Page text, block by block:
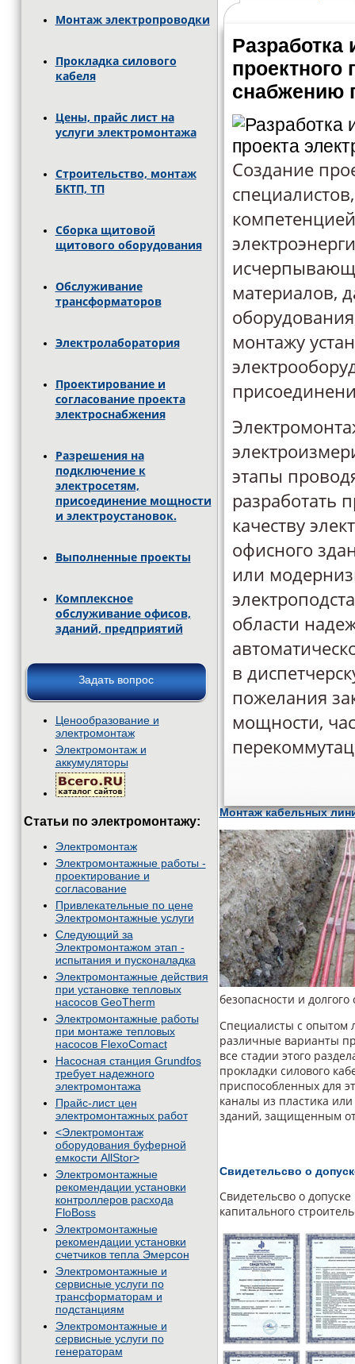
Монтаж электропроводки
Прокладка силового
кабеля
Цены, прайс лист на
услуги электромонтажа
Строительство, монтаж
БКТП, ТП
Сборка щитовой
щитового оборудования
Обслуживание
трансформаторов
Электролаборатория
Проектирование и
согласование проекта
электроснабжения
Разрешения на
подключение к
электросетям,
присоединение мощности
и электроустановок.
Выполненные проекты
Комплексное
обслуживание офисов,
зданий, предприятий
Задать вопрос
Ценообразование и
электромонтаж
Электромонтаж и
аккумуляторы
Статьи по электромонтажу:
Электромонтаж
Электромонтажные работы -
проектирование и
согласование
Привлекательные по цене
Электромонтажные услуги
Следующий за
Электромонтажом этап -
испытания и пусконаладка
Электромонтажные действия
при установке тепловых
насосов GeoTherm
Электромонтажные работы
при монтаже тепловых
насосов FlexoComact
Насосная станция Grundfos
требует надежного
электромонтажа
Прайс-лист цен
электромонтажных работ
<Электромонтаж
оборудования буферной
емкости AllStor>
Электромонтажные
рекомендации установки
контроллеров расхода
FloBoss
Электромонтажные
рекомендации установки
счетчиков тепла Эмерсон
Электромонтажные и
сервисные услуги по
трансформаторам и
подстанциям
Электромонтажные и
сервисные услуги по
генераторам
Разработка
проектного
снабжению
Создание
материалов,
монтажу
этапы
разработать
качеству
офисного
или
области
в
пожелания
мощности,
Монтаж кабельных
безопасности и
Специалисты с опытом
различные варианты
все стадии этого
прокладки силового
приспособленных для
каналы из пластика
зданий, защищенным
Свидетельсво о
Свидетельсво о
капитального